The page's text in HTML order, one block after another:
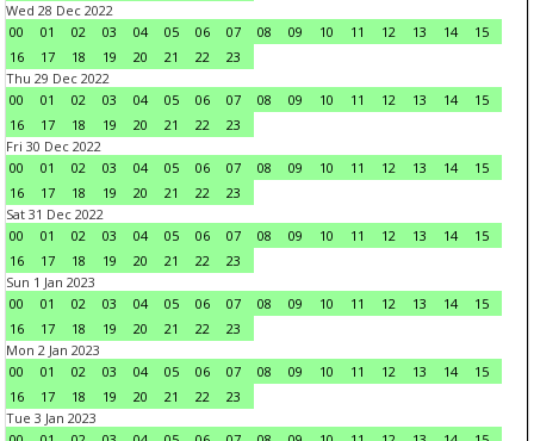
Wed 28 Dec 2022
00
01 02 03 04 05 06 07 08 09 10 11 12 13 14
15
16
17 18 19 20 21 22
23
Thu 29 Dec 2022
00
01 02 03 04 05 06 07 08 09 10 11 12 13 14
15
16
17 18 19 20 21 22
23
Fri 30 Dec 2022
00
01 02 03 04 05 06 07 08 09 10 11 12 13 14
15
16
17 18 19 20 21 22
23
Sat 31 Dec 2022
00
01 02 03 04 05 06 07 08 09 10 11 12 13 14
15
16
17 18 19 20 21 22
23
Sun 1 Jan 2023
00
01 02 03 04 05 06 07 08 09 10 11 12 13 14
15
16
17 18 19 20 21 22
23
Mon 2 Jan 2023
00
01 02 03 04 05 06 07 08 09 10 11 12 13 14
15
16
17 18 19 20 21 22
23
Tue 3 Jan 2023